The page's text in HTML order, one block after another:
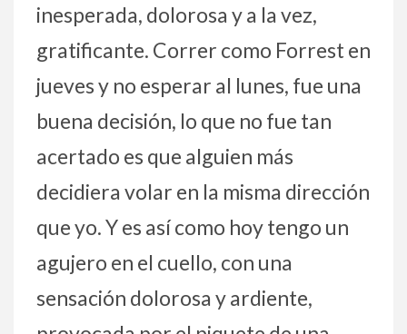
inesperada, dolorosa y a la vez,
gratificante. Correr como Forrest en
jueves y no esperar al lunes, fue una
buena decisión, lo que no fue tan
acertado es que alguien más
decidiera volar en la misma dirección
que yo. Y es así como hoy tengo un
agujero en el cuello, con una
sensación dolorosa y ardiente,